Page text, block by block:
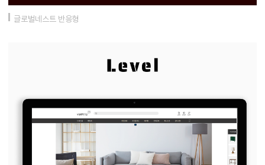
글로벌네스트 반응형